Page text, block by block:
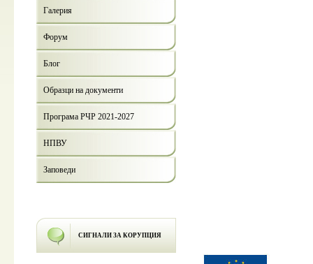
Галерия
Форум
Блог
Образци на документи
Програма РЧР 2021-2027
НПВУ
Заповеди
СИГНАЛИ ЗА КОРУПЦИЯ